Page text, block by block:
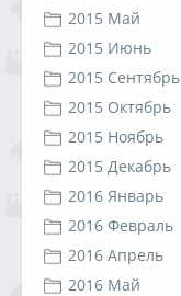
2015 Май
2015 Июнь
2015 Сентябрь
2015 Октябрь
2015 Ноябрь
2015 Декабрь
2016 Январь
2016 Февраль
2016 Апрель
2016 Май